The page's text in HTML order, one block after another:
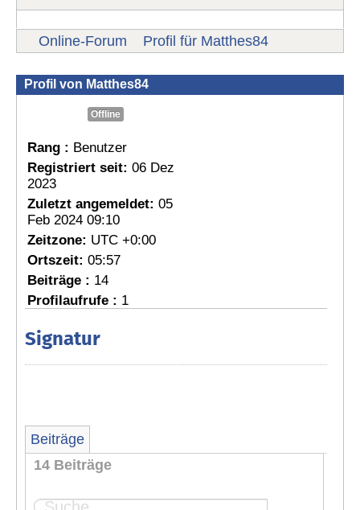
Online-Forum Profil für Matthes84
Profil von Matthes84
Offline
Rang : Benutzer
Registriert seit: 06 Dez
2023
Zuletzt angemeldet: 05
Feb 2024 09:10
Zeitzone: UTC +0:00
Ortszeit: 05:57
Beiträge : 14
Profilaufrufe : 1
Signatur
Beiträge
14 Beiträge